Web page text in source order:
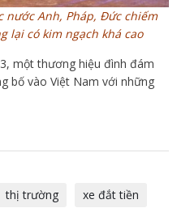
nước Anh, Pháp, Đức chiếm
lại có kim ngạch khá cao
một thương hiệu đình đám
bố vào Việt Nam với những
thị trường xe đắt tiền